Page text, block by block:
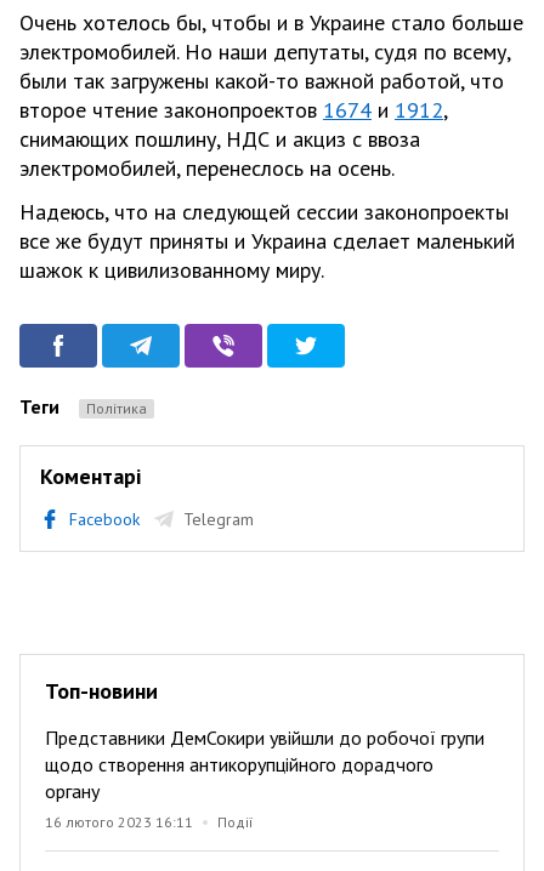
Очень хотелось бы, чтобы и в Украине стало больше
электромобилей. Но наши депутаты, судя по всему,
были так загружены какой-то важной работой, что
второе чтение законопроектов 1674 и 1912,
снимающих пошлину, НДС и акциз с ввоза
электромобилей, перенеслось на осень.
Надеюсь, что на следующей сессии законопроекты
все же будут приняты и Украина сделает маленький
шажок к цивилизованному миру.
Теги Політика
Коментарі
Facebook Telegram
Топ-новини
Представники ДемСокири увійшли до робочої групи
щодо створення антикорупційного дорадчого
органу
16 лютого 2023 16:11 Події